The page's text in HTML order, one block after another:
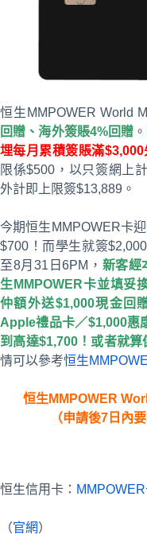
恒生MMPOWER World
回贈、海外簽賬4%回贈 。
埋每月累積簽賬滿$3,000
限係$500，以只簽網上
外計即上限簽$13,889。
今期恒生MMPOWER卡
$700！而學生就簽
至8月31日6PM， 新客經
生MMPOWER卡並填妥
仲額外送$1,000現金回
Apple禮品卡／$1,000惠
到高達$1,700！或者就
情可以參考恒生
恒生MMPOWER
（申請後7日內
恒生信用卡：
（官網）